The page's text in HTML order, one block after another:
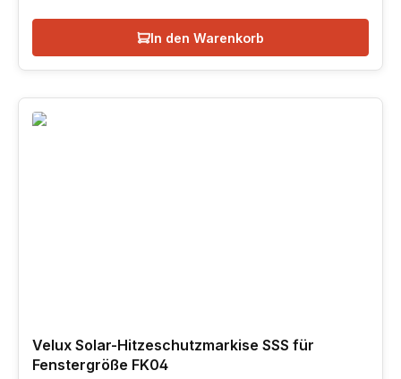
In den Warenkorb
Velux Solar-Hitzeschutzmarkise SSS für
Fenstergröße FK04